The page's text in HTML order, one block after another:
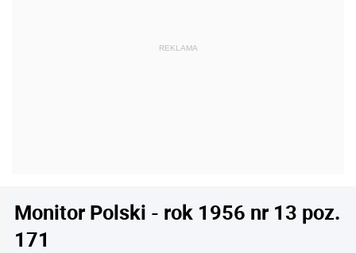
Monitor Polski - rok 1956 nr 13 poz.
171